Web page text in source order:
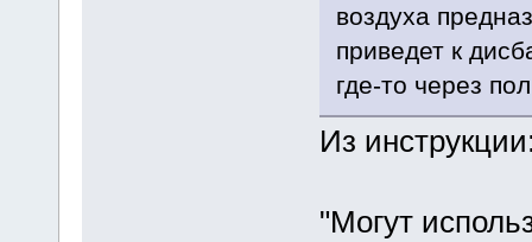
воздуха
приведет к
где-то через
Из
"Могут